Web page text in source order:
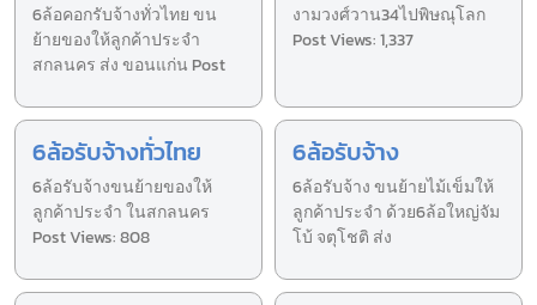
6ล้อคอกรับจ้างทั่วไทย ขน
ย้ายของให้ลูกค้าประจำ
สกลนคร ส่ง ขอนแก่น Post
งามวงศ์วาน34ไปพิษณุโลก
Post Views: 1,337
6ล้อรับจ้างทั่วไทย
6ล้อรับจ้างขนย้ายของให้
ลูกค้าประจำ ในสกลนคร
Post Views: 808
6ล้อรับจ้าง
6ล้อรับจ้าง ขนย้ายไม้เข็มให้
ลูกค้าประจำ ด้วย6ล้อใหญ่จัม
โบ้ จตุโชติ ส่ง